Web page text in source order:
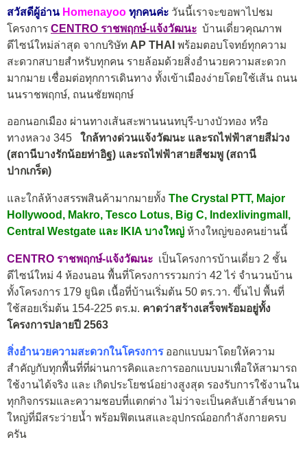
สวัสดีผู้อ่าน Homenayoo ทุกคนค่ะ วันนี้เราจะขอพาไปชม
โครงการ CENTRO ราชพฤกษ์-แจ้งวัฒนะ บ้านเดี่ยวคุณภาพ
ดีไซน์ใหม่ล่าสุด จากบริษัท AP THAI พร้อมตอบโจทย์ทุกความ
สะดวกสบายสำหรับทุกคน รายล้อมด้วยสิ่งอำนวยความสะดวก
มากมาย เชื่อมต่อทุกการเดินทาง ทั้งเข้าเมืองง่ายโดยใช้เส้น ถนน
นนราชพฤกษ์, ถนนชัยพฤกษ์
ออกนอกเมือง ผ่านทางเส้นสะพานนนทบุรี-บางบัวทอง หรือ
ทางหลวง 345 ใกล้ทางด่วนแจ้งวัฒนะ และรถไฟฟ้าสายสีม่วง
(สถานีบางรักน้อยท่าอิฐ) และรถไฟฟ้าสายสีชมพู (สถานี
ปากเกร็ด)
และใกล้ห้างสรรพสินค้ามากมายทั้ง The Crystal PTT, Major
Hollywood, Makro, Tesco Lotus, Big C, Indexlivingmall,
Central Westgate และ IKIA บางใหญ่ ห้างใหญ่ของคนย่านนี้
CENTRO ราชพฤกษ์-แจ้งวัฒนะ เป็นโครงการบ้านเดี่ยว 2 ชั้น
ดีไซน์ใหม่ 4 ห้องนอน พื้นที่โครงการรวมกว่า 42 ไร่ จำนวนบ้าน
ทั้งโครงการ 179 ยูนิต เนื้อที่บ้านเริ่มต้น 50 ตร.วา. ขึ้นไป พื้นที่
ใช้สอยเริ่มต้น 154-225 ตร.ม. คาดว่าสร้างเสร็จพร้อมอยู่ทั้ง
โครงการปลายปี 2563
สิ่งอำนวยความสะดวกในโครงการ ออกแบบมาโดยให้ความ
สำคัญกับทุกพื้นที่ที่ผ่านการคิดและการออกแบบมาเพื่อให้สามารถ
ใช้งานได้จริง และ เกิดประโยชน์อย่างสูงสุด รองรับการใช้งานใน
ทุกกิจกรรมและความชอบที่แตกต่าง ไม่ว่าจะเป็นคลับเฮ้าส์ขนาด
ใหญ่ที่มีสระว่ายน้ำ พร้อมฟิตเนสและอุปกรณ์ออกกำลังกายครบ
ครัน